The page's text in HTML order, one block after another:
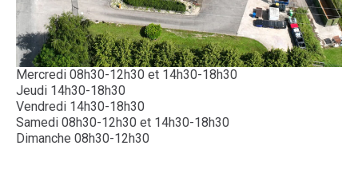
Mercredi 08h30-12h30 et 14h30-18h30
Jeudi 14h30-18h30
Vendredi 14h30-18h30
Samedi 08h30-12h30 et 14h30-18h30
Dimanche 08h30-12h30